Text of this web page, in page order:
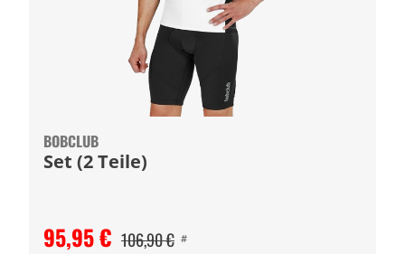
BOBCLUB
Set (2 Teile)
95,95 € 106,90 € #